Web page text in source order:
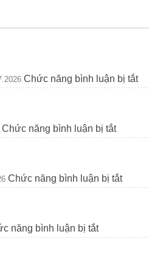
Chức năng bình luận bị tắtở
Ý
Chức năng bình luận bị tắtở
Trồng
Trước
Nhà
Nhìn
Chức năng bình luận bị tắtở
Cây
năng bình luận bị tắtở
Cách